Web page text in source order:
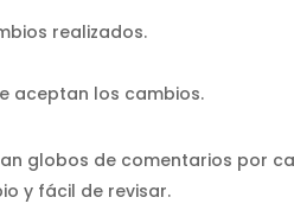
realizados.
aceptan los cambios.
globos de comentarios por
y fácil de revisar.